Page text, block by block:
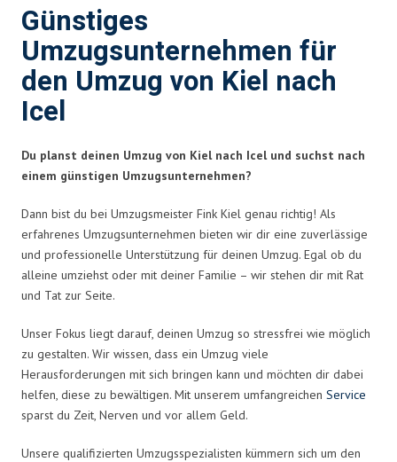
Günstiges
Umzugsunternehmen für
den Umzug von Kiel nach
Icel
Du planst deinen Umzug von Kiel nach Icel und suchst nach
einem günstigen Umzugsunternehmen?
Dann bist du bei Umzugsmeister Fink Kiel genau richtig! Als
erfahrenes Umzugsunternehmen bieten wir dir eine zuverlässige
und professionelle Unterstützung für deinen Umzug. Egal ob du
alleine umziehst oder mit deiner Familie – wir stehen dir mit Rat
und Tat zur Seite.
Unser Fokus liegt darauf, deinen Umzug so stressfrei wie möglich
zu gestalten. Wir wissen, dass ein Umzug viele
Herausforderungen mit sich bringen kann und möchten dir dabei
helfen, diese zu bewältigen. Mit unserem umfangreichen Service
sparst du Zeit, Nerven und vor allem Geld.
Unsere qualifizierten Umzugsspezialisten kümmern sich um den